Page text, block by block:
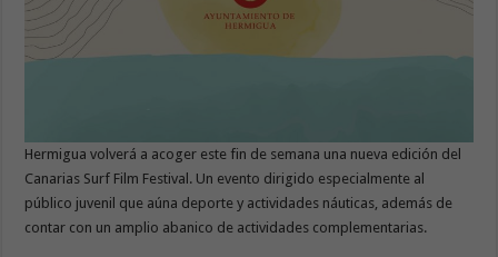
Hermigua volverá a acoger este fin de semana una nueva edición del
Canarias Surf Film Festival. Un evento dirigido especialmente al
público juvenil que aúna deporte y actividades náuticas, además de
contar con un amplio abanico de actividades complementarias.